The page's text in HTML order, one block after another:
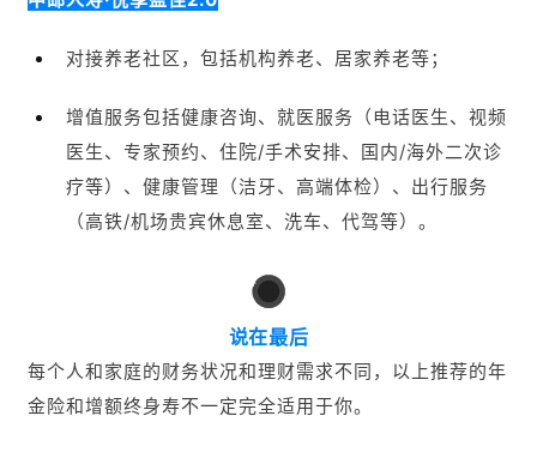
4
说在最后
每个人和家庭的财务状况和理财需求不同，以上推荐的年
金险和增额终身寿不一定完全适用于你。
，做好理财规划
最后如果您正在考虑了解更多关于保险产品或者需要进行保
障配置的话，我们真诚地邀请您点击下方图片报名参加免费
的一对一家庭保障规划服务。